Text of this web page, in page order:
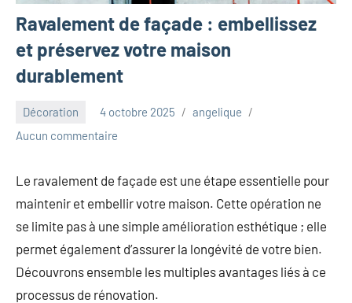
Ravalement de façade : embellissez
et préservez votre maison
durablement
Décoration 4 octobre 2025
angelique
Aucun commentaire
Le ravalement de façade est une étape essentielle pour
maintenir et embellir votre maison. Cette opération ne
se limite pas à une simple amélioration esthétique ; elle
permet également d’assurer la longévité de votre bien.
Découvrons ensemble les multiples avantages liés à ce
processus de rénovation.